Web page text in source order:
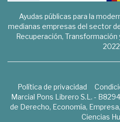
Ayudas públicas para la
medianas empresas del sector
Recuperación,
Política de privacidad
Marcial Pons Librero S.L. -
de Derecho, Economía,
Ciencias